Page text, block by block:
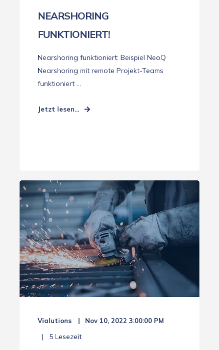
NEARSHORING
FUNKTIONIERT!
Nearshoring funktioniert: Beispiel NeoQ
Nearshoring mit remote Projekt-Teams
funktioniert ...
Jetzt lesen...
Vialutions Nov 10, 2022 3:00:00 PM
5 Lesezeit